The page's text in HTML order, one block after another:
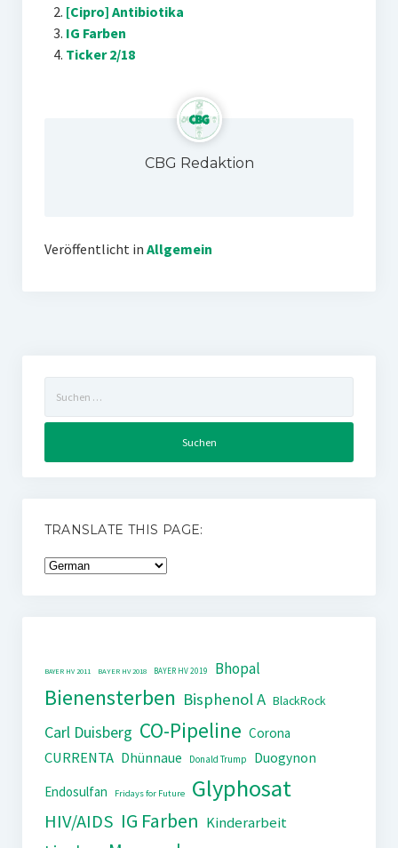
[Cipro] Antibiotika
IG Farben
Ticker 2/18
CBG Redaktion
Veröffentlicht in Allgemein
nach:
TRANSLATE THIS PAGE:
BAYER HV 2011 BAYER HV 2018 BAYER HV 2019 Bhopal
Bienensterben Bisphenol A BlackRock
Carl Duisberg CO-Pipeline Corona
CURRENTA Dhünnaue Donald Trump
Duogynon
Endosulfan
Fridays for Future Glyphosat
HIV/AIDS IG Farben Kinderarbeit